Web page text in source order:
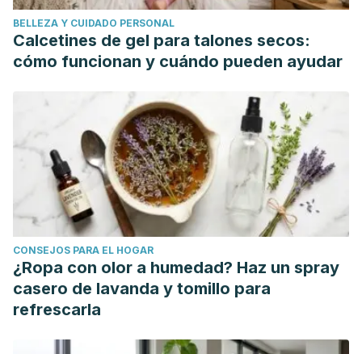
BELLEZA Y CUIDADO PERSONAL
Calcetines de gel para talones secos:
cómo funcionan y cuándo pueden ayudar
CONSEJOS PARA EL HOGAR
¿Ropa con olor a humedad? Haz un spray
casero de lavanda y tomillo para
refrescarla